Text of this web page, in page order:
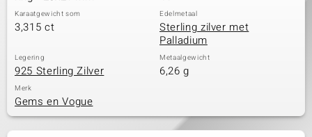
Karaatgewicht som
3,315 ct
Edelmetaal
Sterling zilver met
Palladium
Legering
925 Sterling Zilver
Metaalgewicht
6,26 g
Merk
Gems en Vogue